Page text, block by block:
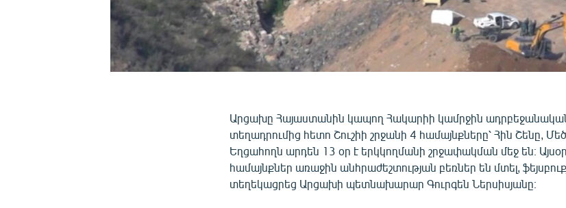
Արցախը Հայաստանին կապող Հակարիի կամրջին
տեղադրումից հետո Շուշիի շրջանի 4 համայնքները՝ Հին Շենը,
Եղցահողն արդեն 13 օր է երկկողմանի շրջափակման մեջ են։
համայնքներ առաջին անհրաժեշտության բեռներ են մտել,
տեղեկացրեց Արցախի պետնախարար Գուրգեն Ներսիսյանը։